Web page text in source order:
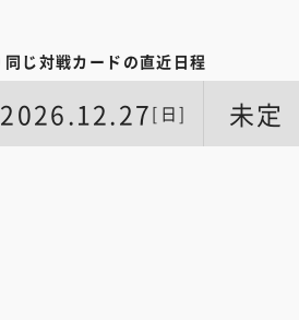
同じ対戦カードの直近日程
2026.12.27[日] 未定